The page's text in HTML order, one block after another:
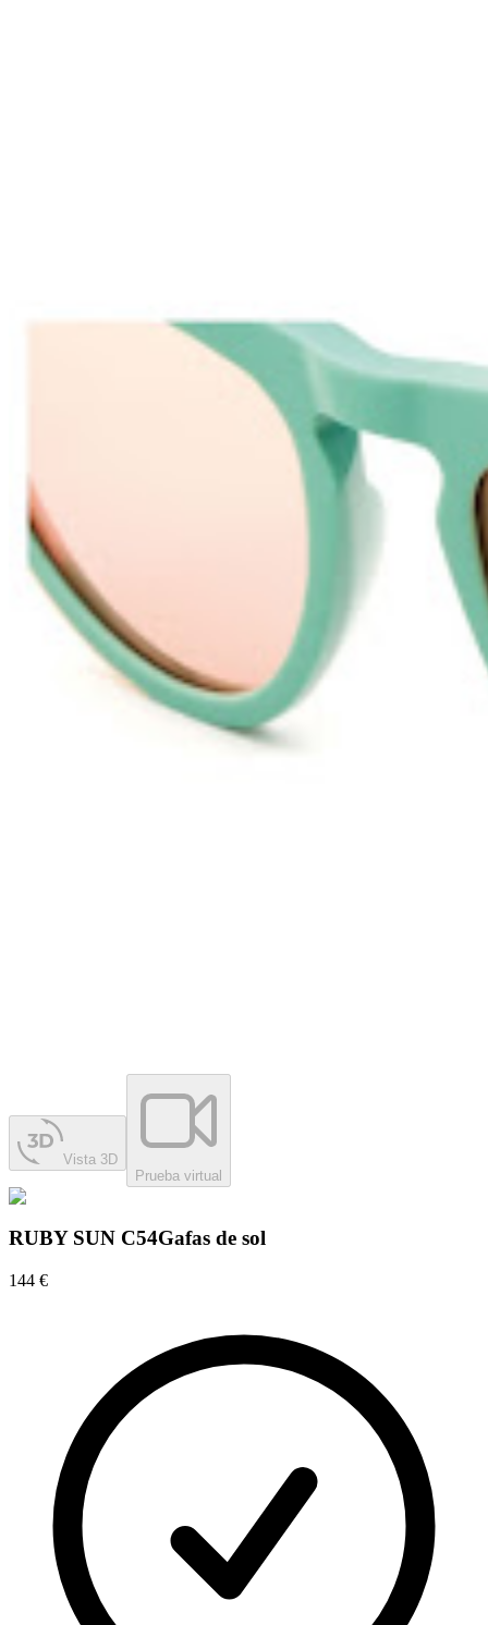
Vista 3D
Prueba virtual
RUBY SUN C54Gafas de sol
144 €